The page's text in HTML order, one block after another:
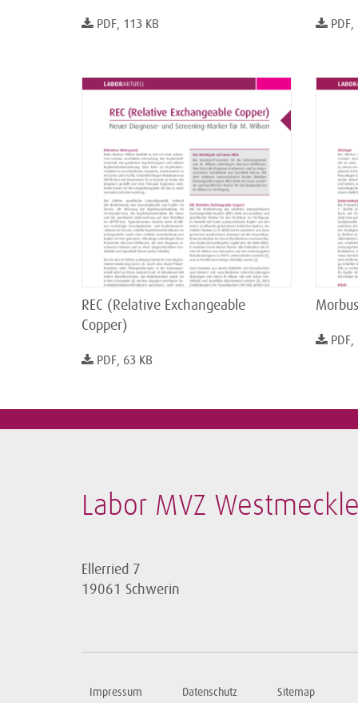
PDF, 113 KB
REC (Relative Exchangeable
Copper)
PDF, 63 KB
PDF,
Labor MVZ
Ellerried 7
19061 Schwerin
Impressum Datenschutz Sitemap